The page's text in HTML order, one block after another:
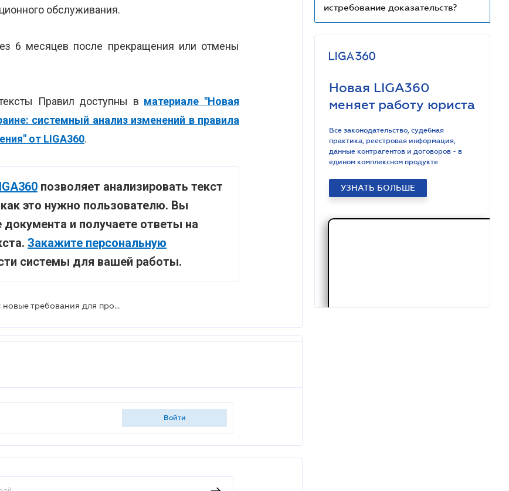
обслуживания.
6 месяцев после прекращения или отмены
Правил доступны в материале "Новая
системный анализ изменений в правила
от LIGA360.
позволяет анализировать текст
это нужно пользователю. Вы
и получаете ответы на
Закажите персональную
системы для вашей работы.
Обновленные Авиационные правила: новые требования для провайдеров и гармонизация с ЕС
войти
истребование доказательств?
Новая LIGA360
меняет работу юриста
Все законодательство, судебная
практика, реестровая информация,
данные контрагентов и договоров - в
едином комплексном продукте
УЗНАТЬ БОЛЬШЕ